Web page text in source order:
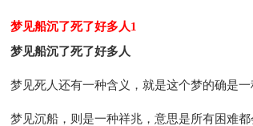
见船沉了死了好多人1
梦见船沉了死了好多人
梦见死人还有一种含义，就是这个梦的确是一
梦见沉船，则是一种祥兆，意思是所有困难都